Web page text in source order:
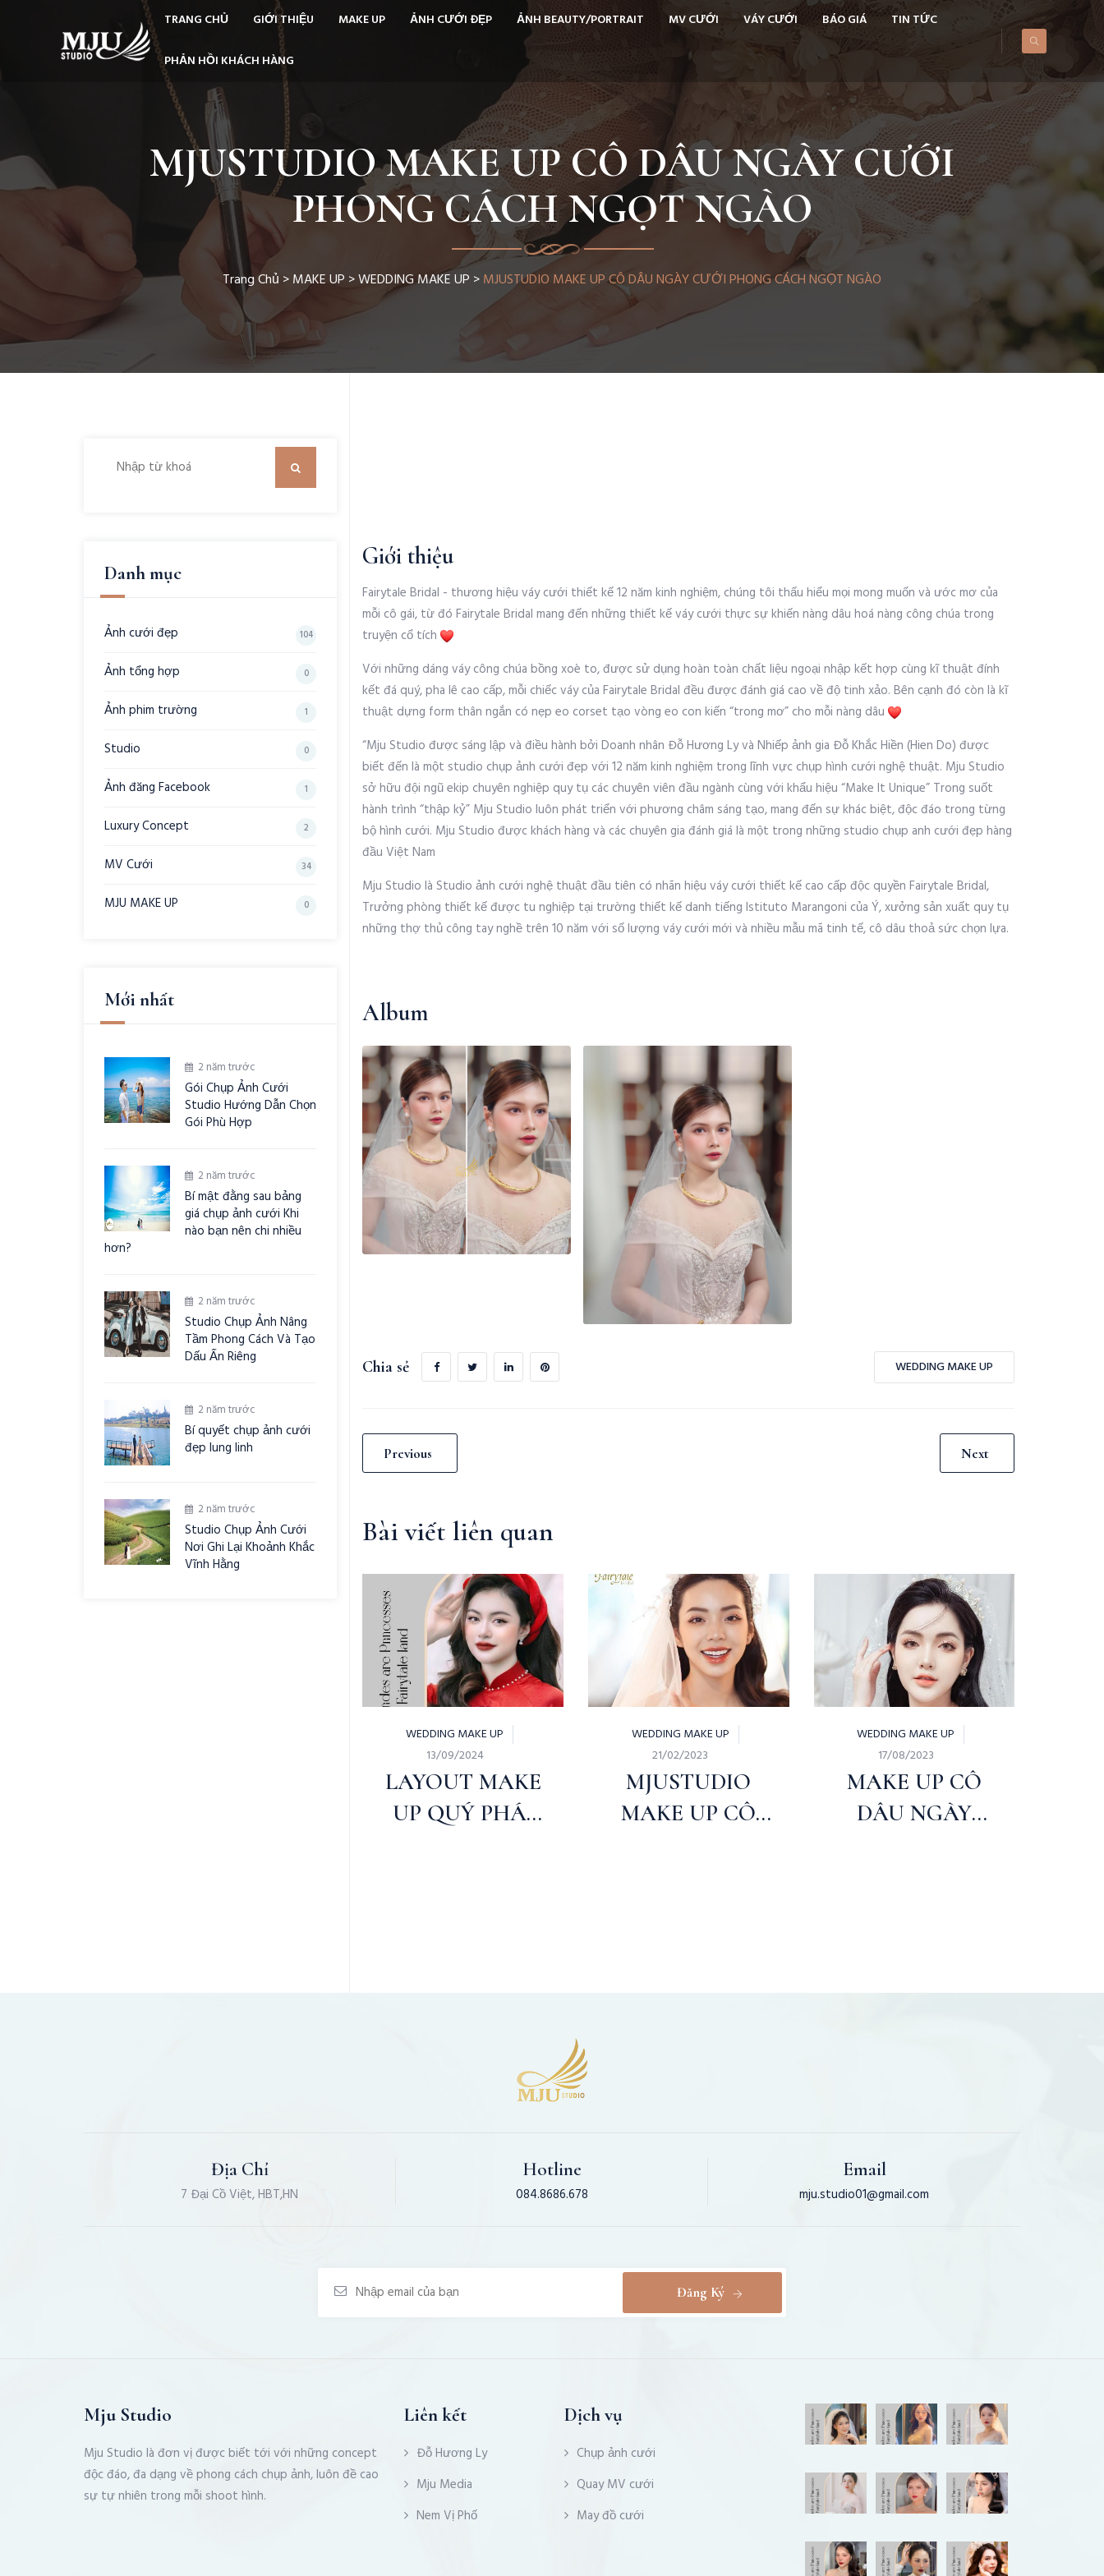
TRANG CHỦ GIỚI THIỆU MAKE UP ẢNH CƯỚI ĐẸP ẢNH BEAUTY/PORTRAIT MV CƯỚI VÁY CƯỚI BÁO GIÁ TIN TỨC
PHẢN HỒI KHÁCH HÀNG
MJUSTUDIO MAKE UP CÔ DÂU NGÀY CƯỚI
PHONG CÁCH NGỌT NGÀO
Trang Chủ >MAKE UP >WEDDING MAKE UP >MJUSTUDIO MAKE UP CÔ DÂU NGÀY CƯỚI PHONG CÁCH NGỌT NGÀO
Danh mục
Ảnh cưới đẹp 104
Ảnh tổng hợp 0
Ảnh phim trường 1
Studio 0
Ảnh đăng Facebook 1
Luxury Concept 2
MV Cưới 34
MJU MAKE UP 0
Mới nhất
2 năm trước
Gói Chụp Ảnh Cưới
Studio Hướng Dẫn Chọn
Gói Phù Hợp
2 năm trước
Bí mật đằng sau bảng
giá chụp ảnh cưới Khi
nào bạn nên chi nhiều
hơn?
2 năm trước
Studio Chụp Ảnh Nâng
Tầm Phong Cách Và Tạo
Dấu Ấn Riêng
2 năm trước
Bí quyết chụp ảnh cưới
đẹp lung linh
2 năm trước
Studio Chụp Ảnh Cưới
Nơi Ghi Lại Khoảnh Khắc
Vĩnh Hằng
Giới thiệu
Fairytale Bridal - thương hiệu váy cưới thiết kế 12 năm kinh nghiệm, chúng tôi thấu hiểu mọi mong muốn và ước mơ của
mỗi cô gái, từ đó Fairytale Bridal mang đến những thiết kế váy cưới thực sự khiến nàng dâu hoá nàng công chúa trong
truyện cổ tích
Với những dáng váy công chúa bồng xoè to, được sử dụng hoàn toàn chất liệu ngoại nhập kết hợp cùng kĩ thuật đính
kết đá quý, pha lê cao cấp, mỗi chiếc váy của Fairytale Bridal đều được đánh giá cao về độ tinh xảo. Bên cạnh đó còn là kĩ
thuật dựng form thân ngắn có nẹp eo corset tạo vòng eo con kiến “trong mơ” cho mỗi nàng dâu
“Mju Studio được sáng lập và điều hành bởi Doanh nhân Đỗ Hương Ly và Nhiếp ảnh gia Đỗ Khắc Hiền (Hien Do) được
biết đến là một studio chụp ảnh cưới đẹp với 12 năm kinh nghiệm trong lĩnh vực chụp hình cưới nghệ thuật. Mju Studio
sở hữu đội ngũ ekip chuyên nghiệp quy tụ các chuyên viên đầu ngành cùng với khẩu hiệu “Make It Unique” Trong suốt
hành trình “thập kỷ” Mju Studio luôn phát triển với phương châm sáng tạo, mang đến sự khác biệt, độc đáo trong từng
bộ hình cưới. Mju Studio được khách hàng và các chuyên gia đánh giá là một trong những studio chụp anh cưới đẹp hàng
đầu Việt Nam
Mju Studio là Studio ảnh cưới nghệ thuật đầu tiên có nhãn hiệu váy cưới thiết kế cao cấp độc quyền Fairytale Bridal,
Trưởng phòng thiết kế được tu nghiệp tại trường thiết kế danh tiếng Istituto Marangoni của Ý, xưởng sản xuất quy tụ
những thợ thủ công tay nghề trên 10 năm với số lượng váy cưới mới và nhiều mẫu mã tinh tế, cô dâu thoả sức chọn lựa.
Album
Chia sẻ WEDDING MAKE UP
Previous Next
Bài viết liên quan
WEDDING MAKE UP
13/09/2024
LAYOUT MAKE
UP QUÝ PHÁI
WEDDING MAKE UP
21/02/2023
MJUSTUDIO
MAKE UP CÔ
WEDDING MAKE UP
17/08/2023
MAKE UP CÔ
DÂU NGÀY
Địa Chỉ
7 Đại Cồ Việt, HBT,HN
Hotline
084.8686.678
Email
mju.studio01@gmail.com
Đăng Ký
Mju Studio
Mju Studio là đơn vị được biết tới với những concept
độc đáo, đa dạng về phong cách chụp ảnh, luôn đề cao
sự tự nhiên trong mỗi shoot hình.
Liên kết
Đỗ Hương Ly
Mju Media
Nem Vị Phố
Dịch vụ
Chụp ảnh cưới
Quay MV cưới
May đồ cưới